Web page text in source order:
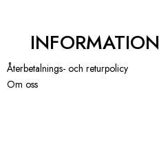
INFORMATION
Återbetalnings- och returpolicy
Om oss